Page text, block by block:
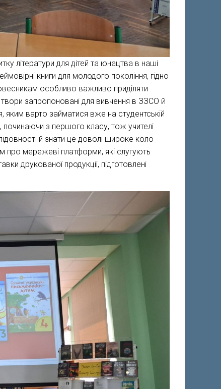
літератури для дітей та юнацтва в наші
книги для молодого покоління, гідно
особливо важливо приділяти
запропоновані для вивчення в ЗЗСО й
яким варто займатися вже на студентській
починаючи з першого класу, тож учителі
й знати це доволі широке коло
про мережеві платформи, які слугують
друкованої продукції, підготовлені